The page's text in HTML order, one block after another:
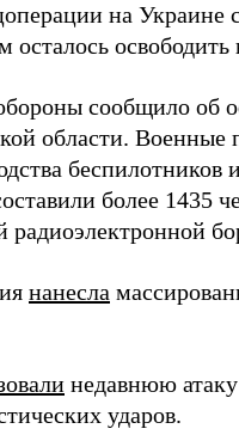
на Украине
осталось
сообщило об
области.
более 1435
радиоэлектронной
нанесла
недавнюю
ударов.